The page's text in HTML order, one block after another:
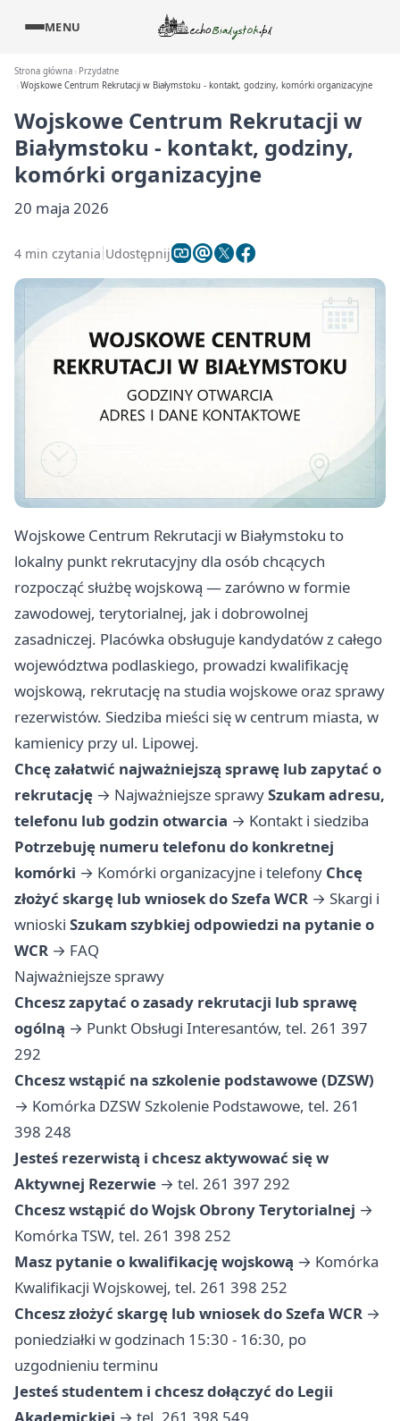
MENU
Strona główna
Przydatne
Wojskowe Centrum Rekrutacji w Białymstoku - kontakt, godziny, komórki organizacyjne
Wojskowe Centrum Rekrutacji w
Białymstoku - kontakt, godziny,
komórki organizacyjne
20 maja 2026
4 min czytania Udostępnij
Wojskowe Centrum Rekrutacji w Białymstoku to
lokalny punkt rekrutacyjny dla osób chcących
rozpocząć służbę wojskową — zarówno w formie
zawodowej, terytorialnej, jak i dobrowolnej
zasadniczej. Placówka obsługuje kandydatów z całego
województwa podlaskiego, prowadzi kwalifikację
wojskową, rekrutację na studia wojskowe oraz sprawy
rezerwistów. Siedziba mieści się w centrum miasta, w
kamienicy przy ul. Lipowej.
Chcę załatwić najważniejszą sprawę lub zapytać o
rekrutację → Najważniejsze sprawySzukam adresu,
telefonu lub godzin otwarcia → Kontakt i siedziba
Potrzebuję numeru telefonu do konkretnej
komórki → Komórki organizacyjne i telefony Chcę
złożyć skargę lub wniosek do Szefa WCR → Skargi i
wnioski Szukam szybkiej odpowiedzi na pytanie o
WCR → FAQ
Najważniejsze sprawy
Chcesz zapytać o zasady rekrutacji lub sprawę
ogólną → Punkt Obsługi Interesantów, tel. 261 397
292
Chcesz wstąpić na szkolenie podstawowe (DZSW)
→ Komórka DZSW Szkolenie Podstawowe, tel. 261
398 248
Jesteś rezerwistą i chcesz aktywować się w
Aktywnej Rezerwie → tel. 261 397 292
Chcesz wstąpić do Wojsk Obrony Terytorialnej →
Komórka TSW, tel. 261 398 252
Masz pytanie o kwalifikację wojskową → Komórka
Kwalifikacji Wojskowej, tel. 261 398 252
Chcesz złożyć skargę lub wniosek do Szefa WCR →
poniedziałki w godzinach 15:30 - 16:30, po
uzgodnieniu terminu
Jesteś studentem i chcesz dołączyć do Legii